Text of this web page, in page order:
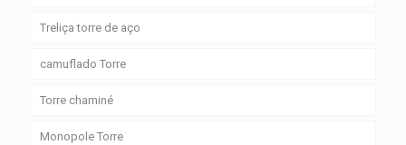
Treliça torre de aço
camuflado Torre
Torre chaminé
Monopole Torre